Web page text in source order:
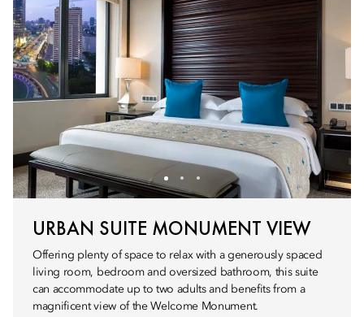
URBAN SUITE MONUMENT VIEW
Offering plenty of space to relax with a generously spaced
living room, bedroom and oversized bathroom, this suite
can accommodate up to two adults and benefits from a
magnificent view of the Welcome Monument.